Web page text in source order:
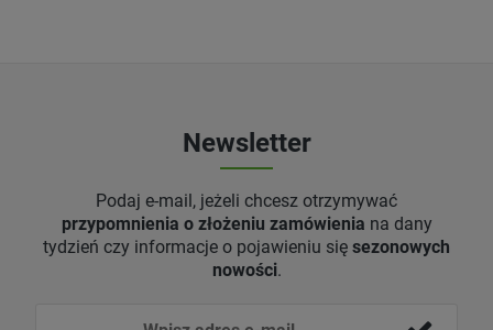
Newsletter
Podaj e-mail, jeżeli chcesz otrzymywać
przypomnienia o złożeniu zamówienia na dany
tydzień czy informacje o pojawieniu się sezonowych
nowości.